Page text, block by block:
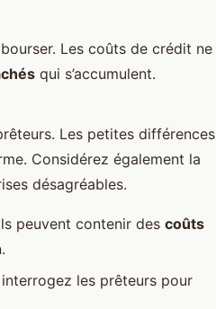
Les coûts de crédit ne
qui s’accumulent.
Les petites différences
Considérez également la
désagréables.
peuvent contenir des coûts
les prêteurs pour